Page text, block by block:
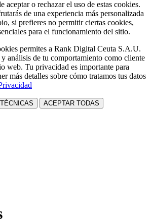
aceptar o rechazar el uso de estas cookies.
de una experiencia más personalizada
si prefieres no permitir ciertas cookies,
para el funcionamiento del sitio.
permites a Rank Digital Ceuta S.A.U.
análisis de tu comportamiento como cliente
web. Tu privacidad es importante para
más detalles sobre cómo tratamos tus datos
ACEPTAR TODAS